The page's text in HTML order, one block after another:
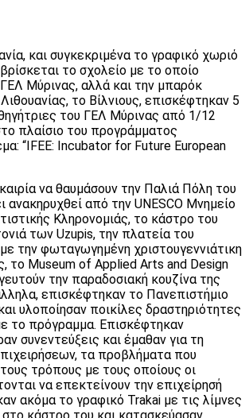
και συγκεκριμένα το γραφικό χωριό
το σχολείο με το οποίο
Μύρινας, αλλά και την μπαρόκ
το Βίλνιους, επισκέφτηκαν 5
του ΓΕΛ Μύρινας από 1/12
πλαίσιο του προγράμματος
“IFEE: Incubator for Future European
να θαυμάσουν την Παλιά Πόλη του
ανακηρυχθεί από την UNESCO Μνημείο
Κληρονομιάς, το κάστρο του
των Uzupis, την πλατεία του
την φωταγωγημένη χριστουγεννιάτικη
το Museum of Applied Arts and Design
την παραδοσιακή κουζίνα της
επισκέφτηκαν το Πανεπιστήμιο
υλοποίησαν ποικίλες δραστηριότητες
το πρόγραμμα. Επισκέφτηκαν
συνεντεύξεις και έμαθαν για τη
τα προβλήματα που
τρόπους με τους οποίους οι
να επεκτείνουν την επιχείρησή
ακόμα το γραφικό Trakai με τις λίμνες